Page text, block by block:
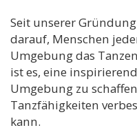
Seit unserer
darauf, Menschen
Umgebung das
ist es, eine
Umgebung zu
Tanzfähigkeiten
kann.